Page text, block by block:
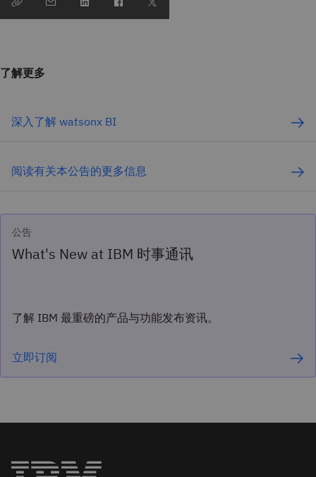
了解更多
深入了解 watsonx BI
阅读有关本公告的更多信息
公告
What's New at IBM 时事通讯
了解 IBM 最重磅的产品与功能发布资讯。
立即订阅